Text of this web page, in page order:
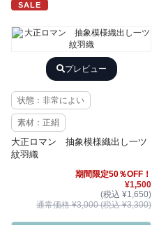
SALE
プレビュー
状態：非常によい
素材：正絹
大正ロマン 抽象模様織出し一ツ
紋羽織
期間限定50％OFF！
¥1,500
(税込 ¥1,650)
通常価格 ¥3,000 (税込 ¥3,300)